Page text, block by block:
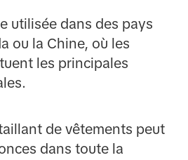
utilisée dans des pays
ou la Chine, où les
les principales
de vêtements peut
dans toute la